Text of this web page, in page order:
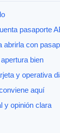
pasaporte
abrirla con
bien
y operativa
aquí
y opinión clara